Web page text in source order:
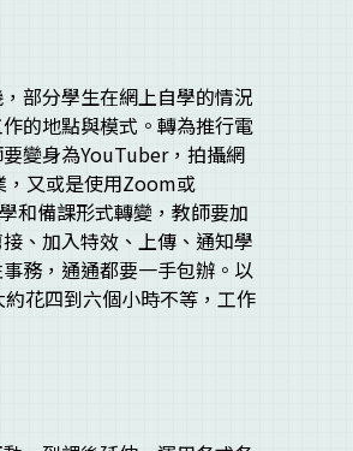
部分學生在網上自學的情況
的地點與模式。轉為推行電
變身為YouTuber，拍攝網
又或是使用Zoom或
和備課形式轉變，教師要加
、加入特效、上傳、通知學
務，通通都要一手包辦。以
花四到六個小時不等，工作